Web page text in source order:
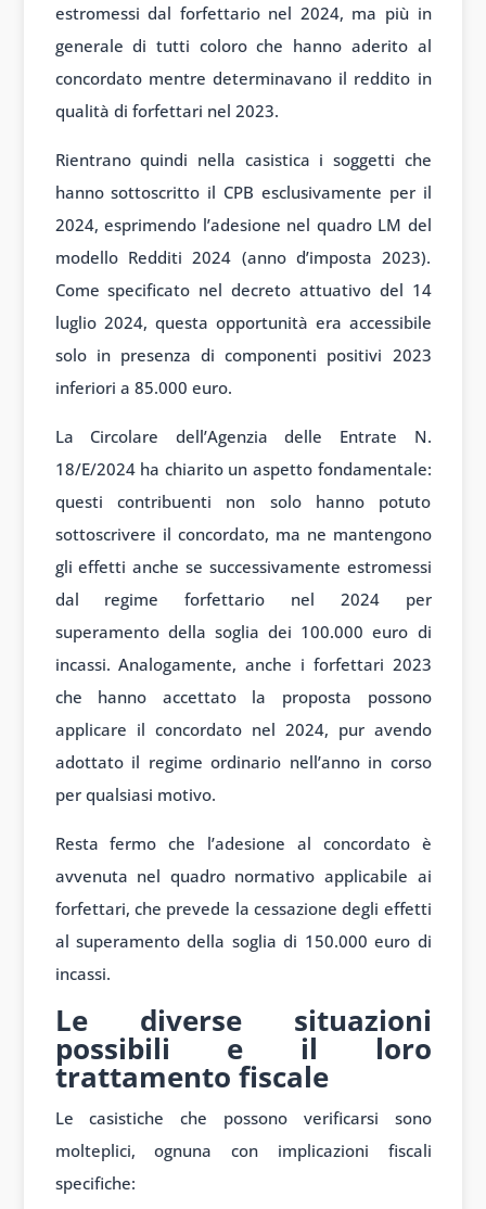
estromessi dal forfettario nel 2024, ma più in
generale di tutti coloro che hanno aderito al
concordato mentre determinavano il reddito in
qualità di forfettari nel 2023.
Rientrano quindi nella casistica i soggetti che
hanno sottoscritto il CPB esclusivamente per il
2024, esprimendo l’adesione nel quadro LM del
modello Redditi 2024 (anno d’imposta 2023).
Come specificato nel decreto attuativo del 14
luglio 2024, questa opportunità era accessibile
solo in presenza di componenti positivi 2023
inferiori a 85.000 euro.
La Circolare dell’Agenzia delle Entrate N.
18/E/2024 ha chiarito un aspetto fondamentale:
questi contribuenti non solo hanno potuto
sottoscrivere il concordato, ma ne mantengono
gli effetti anche se successivamente estromessi
dal regime forfettario nel 2024 per
superamento della soglia dei 100.000 euro di
incassi. Analogamente, anche i forfettari 2023
che hanno accettato la proposta possono
applicare il concordato nel 2024, pur avendo
adottato il regime ordinario nell’anno in corso
per qualsiasi motivo.
Resta fermo che l’adesione al concordato è
avvenuta nel quadro normativo applicabile ai
forfettari, che prevede la cessazione degli effetti
al superamento della soglia di 150.000 euro di
incassi.
Le diverse situazioni
possibili e il loro
trattamento fiscale
Le casistiche che possono verificarsi sono
molteplici, ognuna con implicazioni fiscali
specifiche: